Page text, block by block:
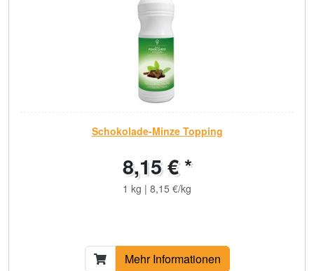
Schokolade-Minze Topping
8,15 € *
1 kg | 8,15 €/kg
Mehr Informationen